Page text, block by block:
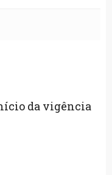
da vigência